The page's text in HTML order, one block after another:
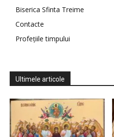
Biserica Sfinta Treime
Contacte
Profețiile timpului
Ultimele articole